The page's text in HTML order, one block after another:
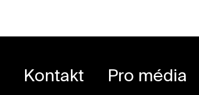
Kontakt Pro média